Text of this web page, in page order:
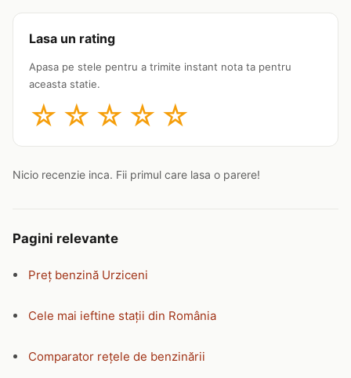
Lasa un rating
Apasa pe stele pentru a trimite instant nota ta pentru
aceasta statie.
☆ ☆ ☆ ☆ ☆
Nicio recenzie inca. Fii primul care lasa o parere!
Pagini relevante
Preț benzină Urziceni
Cele mai ieftine stații din România
Comparator rețele de benzinării